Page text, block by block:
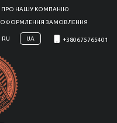
ПРО НАШУ КОМПАНІЮ
ОФОРМЛЕННЯ ЗАМОВЛЕННЯ
RU UA +380675765401